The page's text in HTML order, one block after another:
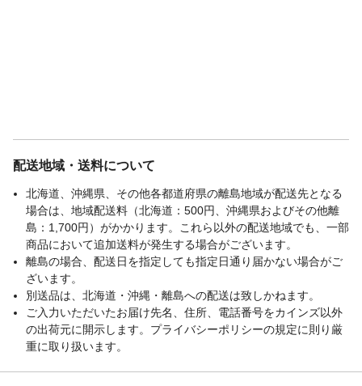
配送地域・送料について
北海道、沖縄県、その他各都道府県の離島地域が配送先となる
場合は、地域配送料（北海道：500円、沖縄県およびその他離
島：1,700円）がかかります。これら以外の配送地域でも、一部
商品において追加送料が発生する場合がございます。
離島の場合、配送日を指定しても指定日通り届かない場合がご
ざいます。
別送品は、北海道・沖縄・離島への配送は致しかねます。
ご入力いただいたお届け先名、住所、電話番号をカインズ以外
の出荷元に開示します。プライバシーポリシーの規定に則り厳
重に取り扱います。